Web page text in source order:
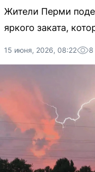
Жители Перми
яркого заката,
15 июня, 2026, 08:22 8